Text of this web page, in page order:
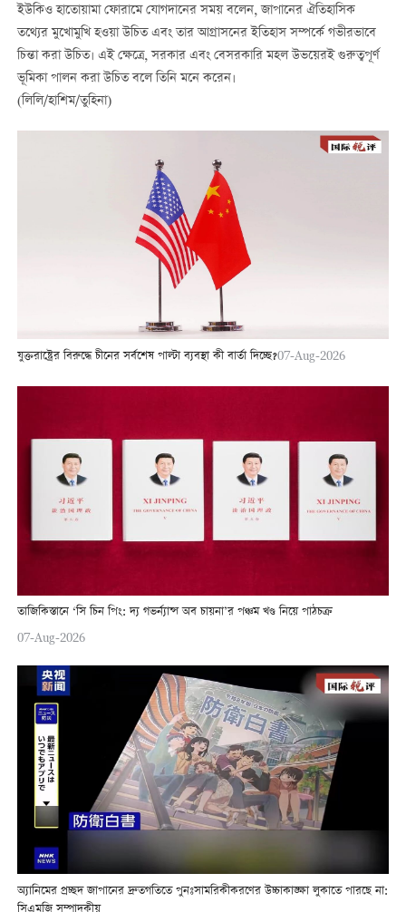
ইউকিও হাতোয়ামা ফোরামে যোগদানের সময় বলেন, জাপানের ঐতিহাসিক
তথ্যের মুখোমুখি হওয়া উচিত এবং তার আগ্রাসনের ইতিহাস সম্পর্কে গভীরভাবে
চিন্তা করা উচিত। এই ক্ষেত্রে, সরকার এবং বেসরকারি মহল উভয়েরই গুরুত্বপূর্ণ
ভূমিকা পালন করা উচিত বলে তিনি মনে করেন।
(লিলি/হাশিম/তুহিনা)
যুক্তরাষ্ট্রের বিরুদ্ধে চীনের সর্বশেষ পাল্টা ব্যবস্থা কী বার্তা দিচ্ছে?07-Aug-2026
তাজিকিস্তানে ‘সি চিন পিং: দ্য গভর্ন্যান্স অব চায়না’র পঞ্চম খণ্ড নিয়ে পাঠচক্র
07-Aug-2026
অ্যানিমের প্রচ্ছদ জাপানের দ্রুতগতিতে পুনঃসামরিকীকরণের উচ্চাকাঙ্ক্ষা লুকাতে পারছে না: